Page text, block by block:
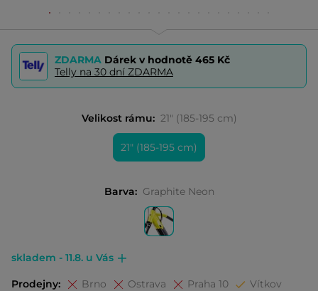
ZDARMA Dárek v hodnotě 465 Kč
Telly na 30 dní ZDARMA
Velikost rámu: 21" (185-195 cm)
21" (185-195 cm)
Barva: Graphite Neon
skladem - 11.8. u Vás
Prodejny: Brno Ostrava Praha 10 Vítkov